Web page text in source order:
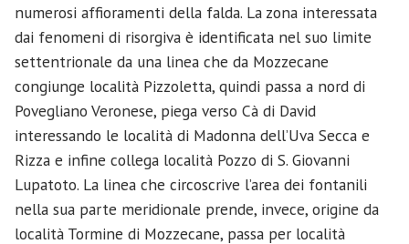
numerosi affioramenti della falda. La zona interessata
dai fenomeni di risorgiva è identificata nel suo limite
settentrionale da una linea che da Mozzecane
congiunge località Pizzoletta, quindi passa a nord di
Povegliano Veronese, piega verso Cà di David
interessando le località di Madonna dell’Uva Secca e
Rizza e infine collega località Pozzo di S. Giovanni
Lupatoto. La linea che circoscrive l’area dei fontanili
nella sua parte meridionale prende, invece, origine da
località Tormine di Mozzecane, passa per località